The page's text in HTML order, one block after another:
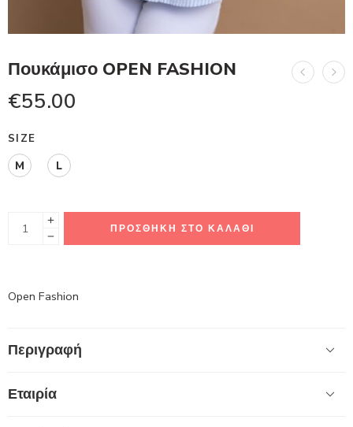
Πουκάμισο OPEN FASHION
€55.00
SIZE
M
L
ΠΡΟΣΘΉΚΗ ΣΤΟ ΚΑΛΆΘΙ
Open Fashion
Περιγραφή
Εταιρία